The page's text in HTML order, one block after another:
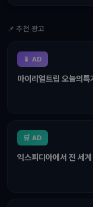
📌 추천 광고
📱 AD
마이리얼트립 오늘의
🛒 AD
익스피디아에서 전 세